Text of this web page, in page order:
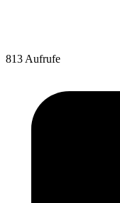
813 Aufrufe